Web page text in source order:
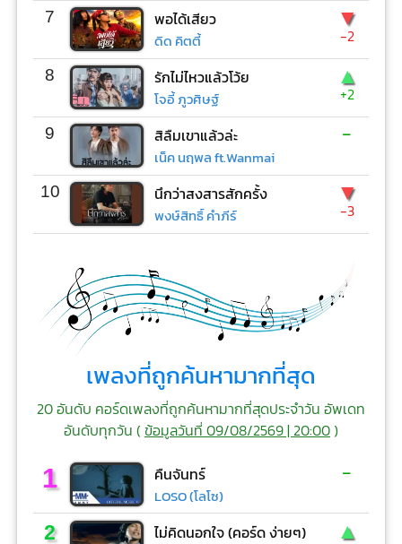
7 พอได้เสียว
ดิด คิตตี้
▼
-2
8 รักไม่ไหวแล้วโว้ย
โจอี้ ภูวศิษฐ์
▲
+2
9 สิลืมเขาแล้วล่ะ
เน็ค นฤพล ft.Wanmai
-
10 นึกว่าสงสารสักครั้ง
พงษ์สิทธิ์ คำภีร์
▼
-3
เพลงที่ถูกค้นหามากที่สุด
20 อันดับ คอร์ดเพลงที่ถูกค้นหามากที่สุดประจำวัน อัพเดท
อันดับทุกวัน (ข้อมูลวันที่ 09/08/2569 | 20:00)
1 คืนจันทร์
LOSO (โลโซ)
-
2 ไม่คิดนอกใจ (คอร์ด ง่ายๆ) ▲